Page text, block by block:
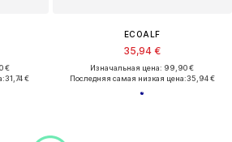
€
31,74 €
ECOALF
35,94 €
Изначальная цена: 99,90 €
Последняя самая низкая цена:35,94 €